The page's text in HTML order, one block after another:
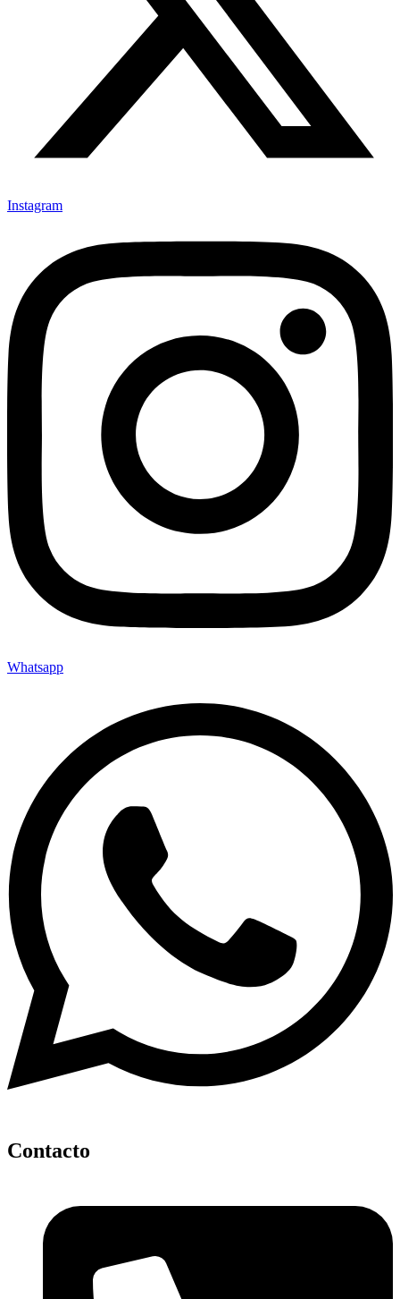
Instagram
Whatsapp
Contacto